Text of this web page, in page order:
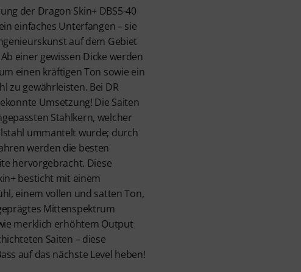
der Dragon Skin+ DBS5-40
einfaches Unterfangen – sie
auf dem Gebiet
einer gewissen Dicke werden
einen kräftigen Ton sowie ein
zu gewährleisten. Bei DR
Umsetzung! Die Saiten
Stahlkern, welcher
ummantelt wurde; durch
werden die besten
hervorgebracht. Diese
besticht mit einem
einem vollen und satten Ton,
Mittenspektrum
merklich erhöhtem Output
Saiten – diese
auf das nächste Level heben!